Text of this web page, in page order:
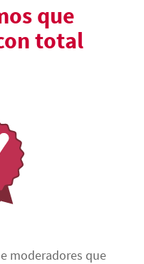
que
total
moderadores que